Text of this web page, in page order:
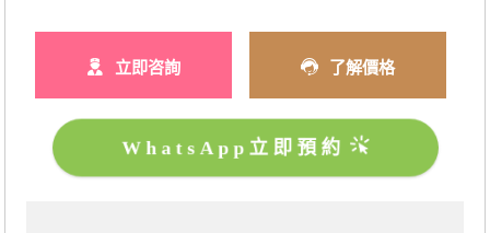
立即咨詢 了解價格
WhatsApp立即預約